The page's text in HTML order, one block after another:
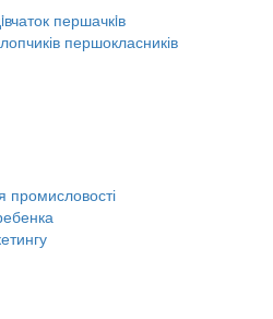
першачкiв
першокласників
промисловості